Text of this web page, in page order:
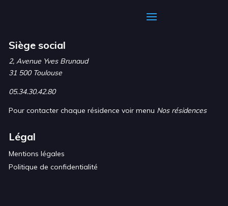
Siège social
2, Avenue Yves Brunaud
31 500 Toulouse
05.34.30.42.80
Pour contacter chaque résidence voir menu Nos résidences
Légal
Mentions légales
Politique de confidentialité